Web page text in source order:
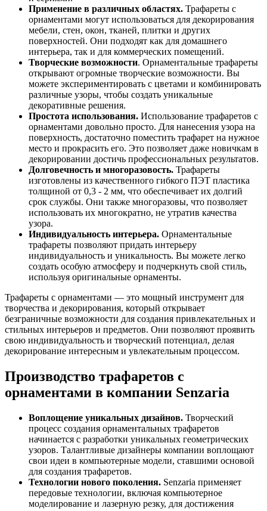
Применение в различных областях. Трафареты с
орнаментами могут использоваться для декорирования
мебели, стен, окон, тканей, плитки и других
поверхностей. Они подходят как для домашнего
интерьера, так и для коммерческих помещений.
Творческие возможности. Орнаментальные трафареты
открывают огромные творческие возможности. Вы
можете экспериментировать с цветами и комбинировать
различные узоры, чтобы создать уникальные
декоративные решения.
Простота использования. Использование трафаретов с
орнаментами довольно просто. Для нанесения узора на
поверхность, достаточно поместить трафарет на нужное
место и прокрасить его. Это позволяет даже новичкам в
декорировании достичь профессиональных результатов.
Долговечность и многоразовость. Трафареты
изготовлены из качественного гибкого ПЭТ пластика
толщиной от 0,3 - 2 мм, что обеспечивает их долгий
срок службы. Они также многоразовы, что позволяет
использовать их многократно, не утратив качества
узора.
Индивидуальность интерьера. Орнаментальные
трафареты позволяют придать интерьеру
индивидуальность и уникальность. Вы можете легко
создать особую атмосферу и подчеркнуть свой стиль,
используя оригинальные орнаменты.
Трафареты с орнаментами — это мощный инструмент для
творчества и декорирования, который открывает
безграничные возможности для создания привлекательных и
стильных интерьеров и предметов. Они позволяют проявить
свою индивидуальность и творческий потенциал, делая
декорирование интересным и увлекательным процессом.
Производство трафаретов с
орнаментами в компании Senzaria
Воплощение уникальных дизайнов. Творческий
процесс создания орнаментальных трафаретов
начинается с разработки уникальных геометрических
узоров. Талантливые дизайнеры компании воплощают
свои идеи в компьютерные модели, ставшими основой
для создания трафаретов.
Технологии нового поколения. Senzaria применяет
передовые технологии, включая компьютерное
моделирование и лазерную резку, для достижения